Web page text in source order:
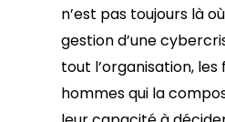
n’est pas toujours là
gestion d’une
tout l’organisation,
hommes qui la